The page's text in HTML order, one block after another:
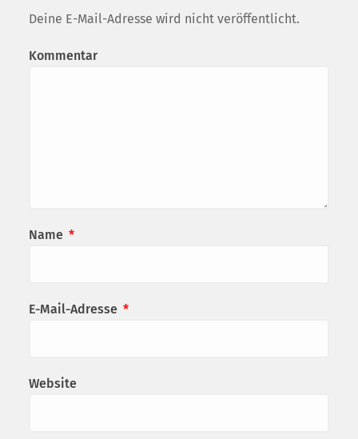
Deine E-Mail-Adresse wird nicht veröffentlicht.
Kommentar
Name *
E-Mail-Adresse *
Website